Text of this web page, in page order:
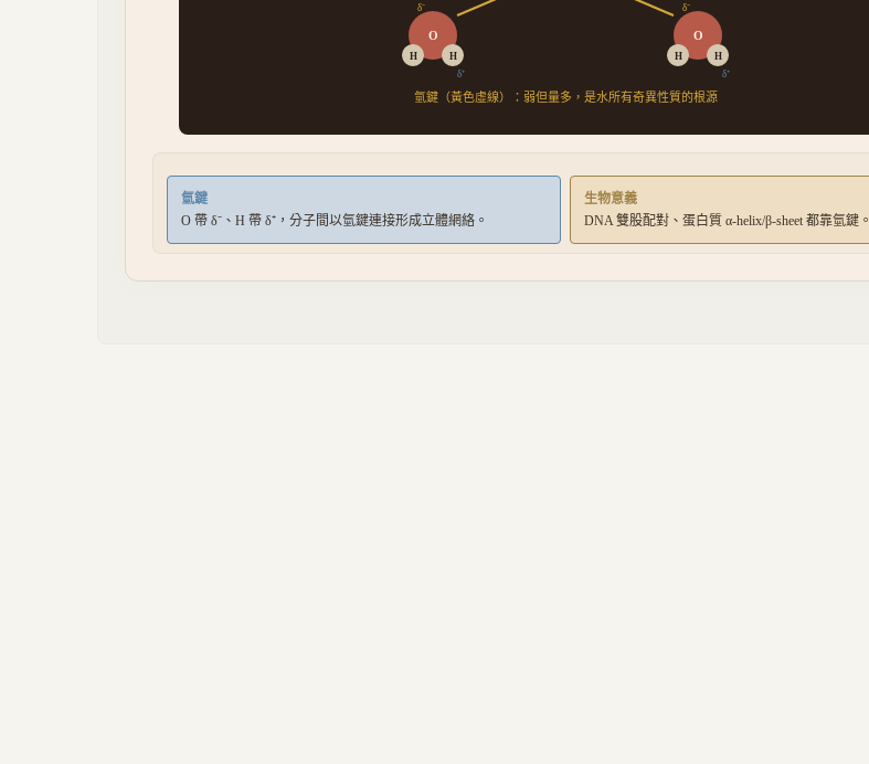
O
δ⁻
H
H
δ⁺
O
δ⁻
H
H
δ⁺
氫鍵（黃色虛線）：弱但量多，是水所有奇異性質的根源
氫鍵
O 帶 δ⁻、H 帶 δ⁺，分子間以氫鍵連接形成立體網絡。
生物意義
DNA 雙股配對、蛋白質 α-helix/β-sheet 都靠氫鍵。